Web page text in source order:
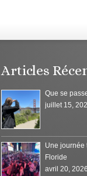
Articles
Que se
juillet 15,
Une journée
Floride
avril 20, 2026